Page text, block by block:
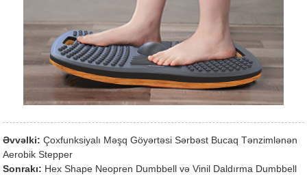
Əvvəlki: Çoxfunksiyalı Məşq Göyərtəsi Sərbəst Bucaq Tənzimlənən
Aerobik Stepper
Sonrakı: Hex Shape Neopren Dumbbell və Vinil Daldırma Dumbbell